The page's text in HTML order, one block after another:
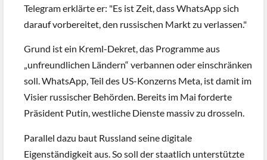
Telegram erklärte er: "Es ist Zeit, dass WhatsApp sich
darauf vorbereitet, den russischen Markt zu verlassen."
Grund ist ein Kreml-Dekret, das Programme aus
„unfreundlichen Ländern“ verbannen oder einschränken
soll. WhatsApp, Teil des US-Konzerns Meta, ist damit im
Visier russischer Behörden. Bereits im Mai forderte
Präsident Putin, westliche Dienste massiv zu drosseln.
Parallel dazu baut Russland seine digitale
Eigenständigkeit aus. So soll der staatlich unterstützte